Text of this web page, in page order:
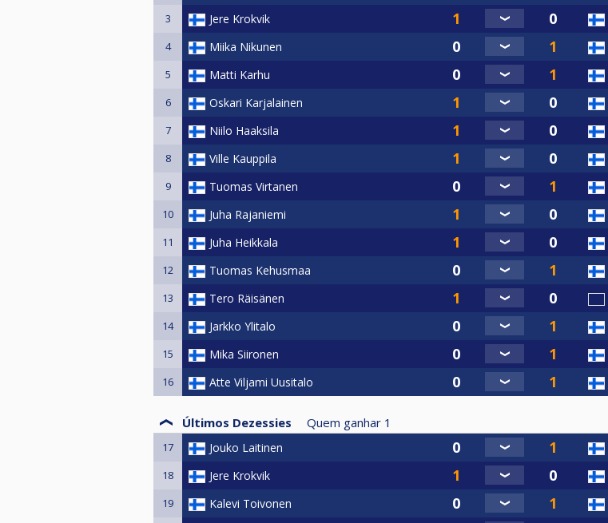
3 Jere Krokvik
4 Miika Nikunen
5 Matti Karhu
6 Oskari Karjalainen
7 Niilo Haaksila
8 Ville Kauppila
9 Tuomas Virtanen
10 Juha Rajaniemi
11 Juha Heikkala
12 Tuomas Kehusmaa
13 Tero Räisänen
14 Jarkko Ylitalo
15 Mika Siironen
16 Atte Viljami Uusitalo
Últimos Dezessies Quem ganhar 1
17 Jouko Laitinen
18 Jere Krokvik
19 Kalevi Toivonen